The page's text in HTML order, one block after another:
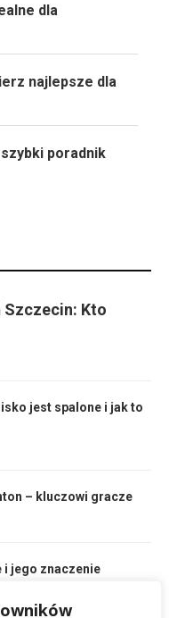
dla
najlepsze dla
poradnik
Szczecin: Kto
jest spalone i jak to
– kluczowi gracze
i jego znaczenie